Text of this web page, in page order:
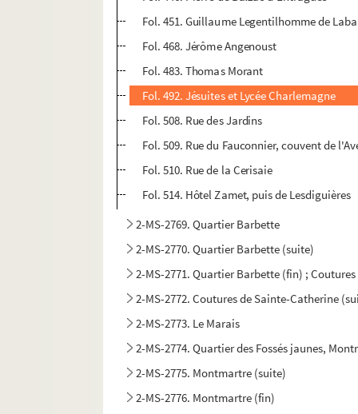
Fol. 451. Guillaume Legentilhomme de
Fol. 468. Jérôme Angenoust
Fol. 483. Thomas Morant
Fol. 492. Jésuites et Lycée Charlemagne
Fol. 508. Rue des Jardins
Fol. 509. Rue du Fauconnier, couvent de
Fol. 510. Rue de la Cerisaie
Fol. 514. Hôtel Zamet, puis de Lesdiguières
2-MS-2769. Quartier Barbette
2-MS-2770. Quartier Barbette (suite)
2-MS-2771. Quartier Barbette (fin) ;
2-MS-2772. Coutures de Sainte-Catherine
2-MS-2773. Le Marais
2-MS-2774. Quartier des Fossés jaunes,
2-MS-2775. Montmartre (suite)
2-MS-2776. Montmartre (fin)